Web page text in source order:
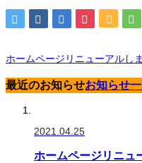
ホームページリニューアルしま
最近のお知らせお知らせ
2021.04.25
ホームページリニュ